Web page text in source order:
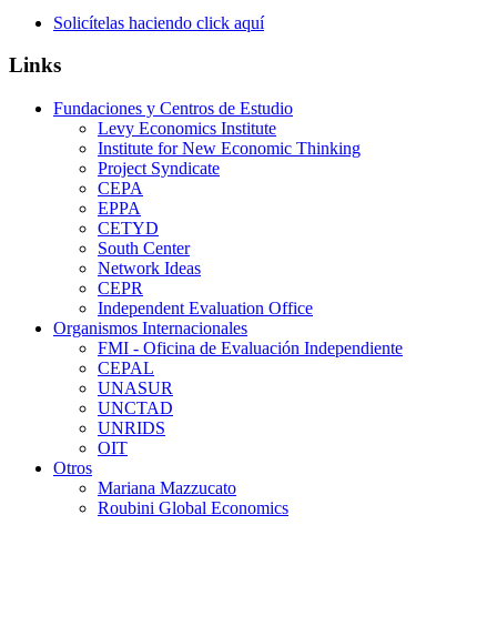
Solicítelas haciendo click aquí
Links
Fundaciones y Centros de Estudio
Levy Economics Institute
Institute for New Economic Thinking
Project Syndicate
CEPA
EPPA
CETYD
South Center
Network Ideas
CEPR
Independent Evaluation Office
Organismos Internacionales
FMI - Oficina de Evaluación Independiente
CEPAL
UNASUR
UNCTAD
UNRIDS
OIT
Otros
Mariana Mazzucato
Roubini Global Economics